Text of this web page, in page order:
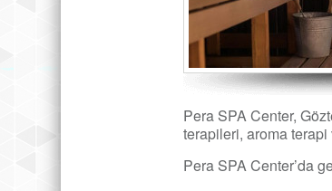
Pera SPA Center,
terapileri, aroma
Pera SPA Center’da